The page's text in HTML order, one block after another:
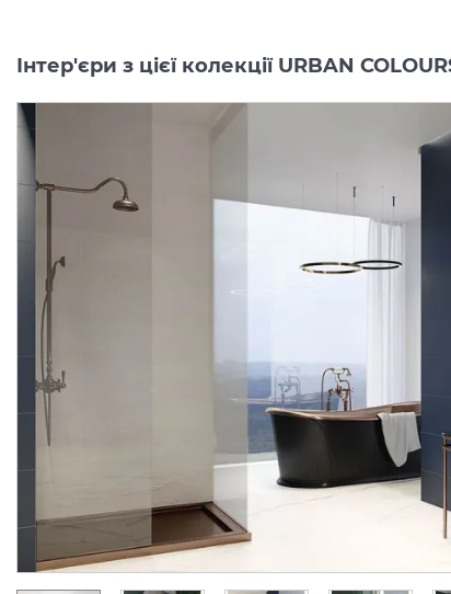
Інтер'єри з цієї колекції URBAN
Виробник:
URBAN COLOURS
224.
Виробник:
Колекція:
URBAN
Під замовлення
224.81